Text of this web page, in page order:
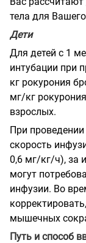
тела для
Дети
Для детей с 1
интубации при
кг рокурония
мг/кг
взрослых.
При
скорость
0,6 мг/кг/ч), за
могут
инфузии. Во
мышечных
Путь и способ